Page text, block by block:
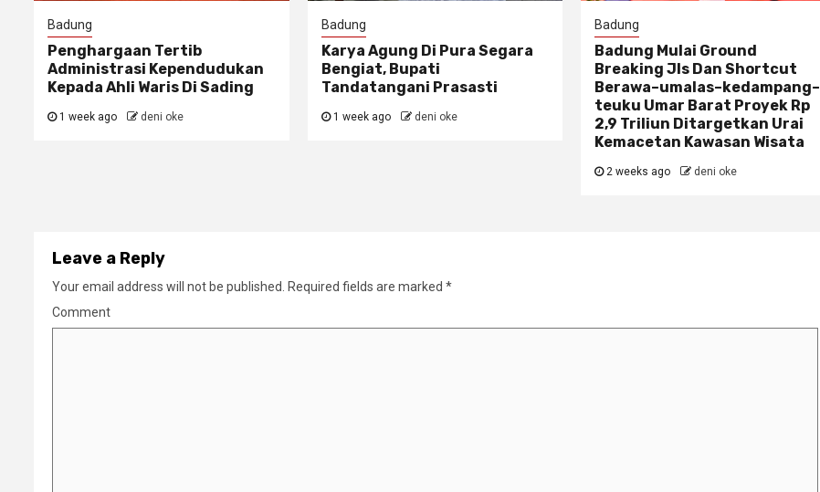
Badung
Penghargaan Tertib
Administrasi Kependudukan
Kepada Ahli Waris Di Sading
1 week ago deni oke
Badung
Karya Agung Di Pura Segara
Bengiat, Bupati
Tandatangani Prasasti
1 week ago deni oke
Badung
Badung Mulai Ground
Breaking Jls Dan Shortcut
Berawa–umalas–kedampang–
teuku Umar Barat Proyek Rp
2,9 Triliun Ditargetkan Urai
Kemacetan Kawasan Wisata
2 weeks ago deni oke
Leave a Reply
Your email address will not be published. Required fields are marked *
Comment